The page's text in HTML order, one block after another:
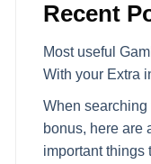
Recent
Most useful
With your Extra
When searching
bonus, here are
important things